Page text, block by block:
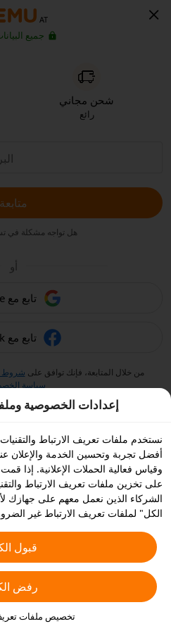
AT
جميع
شحن مجاني
رائع
متابعة
هل تواجه مشكلة في
أو
تابع مع Google
تابع مع Facebook
من خلال المتابعة، فإنك توافق على شروط
سياسة
إعدادات الخصوصية
نستخدم ملفات تعريف الارتباط
أفضل تجربة وتحسين الخدمة والإعلان
وقياس فعالية الحملات الإعلانية. إذا
على تخزين ملفات تعريف الارتباط
الشركاء الذين نعمل معهم على جهازك
الكل" لملفات تعريف الارتباط غير
تعريف الارتباط" أدناه أو في أي وقت
يمكنك الاطلاع على
سياسة ملفات تعريف
للحصول على المزيد من التفاصيل.
قبول
رفض
تخصيص ملفات